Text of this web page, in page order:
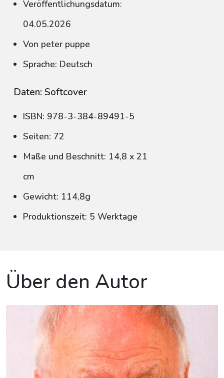
Veröffentlichungsdatum:
04.05.2026
Von peter puppe
Sprache: Deutsch
Daten: Softcover
ISBN: 978-3-384-89491-5
Seiten: 72
Maße und Beschnitt: 14,8 x 21
cm
Gewicht: 114,8g
Produktionszeit: 5 Werktage
Über den Autor